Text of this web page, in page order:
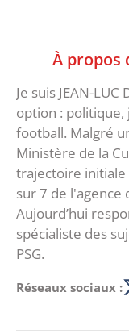
À propos
Je suis JEAN-
option : politique,
football. Malgré
Ministère de la
trajectoire
sur 7 de l'agence
Aujourd’hui
spécialiste des
PSG.
Réseaux sociaux :